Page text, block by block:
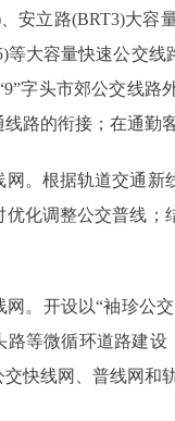
安立路(BRT3)大
等大容量快速公交
字头市郊公交线
路的衔接；在通勤
根据轨道交通新
优化调整公交普线
开设以“袖珍公交
路等微循环道路建
快线网、普线网和